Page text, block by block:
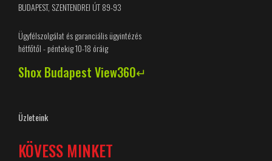
BUDAPEST, SZENTENDREI ÚT 89-93
Ügyfélszolgálat és garanciális ügyintézés
hétfőtől - péntekig 10-18 óráig
Shox Budapest View360↵
Üzleteink
KÖVESS MINKET